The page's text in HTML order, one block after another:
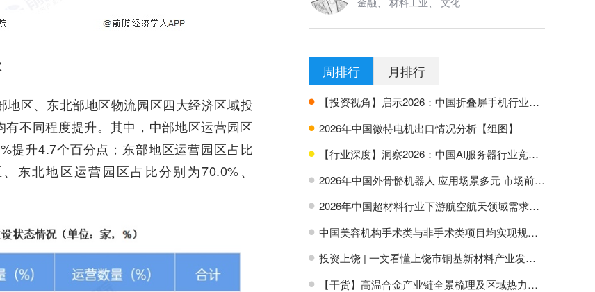
区、东北部地区物流园区四大经济区域投
有不同程度提升。其中，中部地区运营园区
提升4.7个百分点；东部地区运营园区占比
东北地区运营园区占比分别为70.0%、
周排行 月排行
H 【投资视角】启示2026：中国折叠屏手机行业投融资及兼并重组分析
H 2026年中国微特电机出口情况分析【组图】
H 【行业深度】洞察2026：中国AI服务器行业竞争格局及市场份额
H 2026年中国外骨骼机器人 应用场景多元 市场前景广阔【组图】
H 2026年中国超材料行业下游航空航天领域需求分析【组图】
H 中国美容机构手术类与非手术类项目均实现规模增长【组图】
H 投资上饶 | 一文看懂上饶市铜基新材料产业发展现状与投资机会前瞻
H 【干货】高温合金产业链全景梳理及区域热力地图